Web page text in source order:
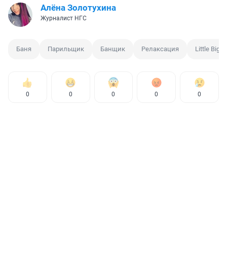
Алёна Золотухина
Журналист НГС
Баня Парильщик Банщик Релаксация Little Big
0 0 0 0 0